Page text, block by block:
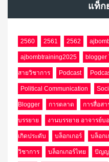
แท็ก
2560 2561 2562
ajbombtraining2025 blogger
สายวิชาการ Podcast
Political Communication
Blogger การตลาด การสื่อสา
บรรยาย งานบรรยาย อาจารย์บ
เกิดประดับ บล็อกเกอร์ บล็อก
วิชาการ บล็อกเกอร์ไทย ปัญญ